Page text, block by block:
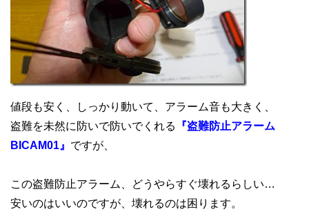
値段も安く、しっかり動いて、アラーム音も大きく、
盗難を未然に防いで防いでくれる
『盗難防止アラーム
BICAM01』 ですが、
この盗難防止アラーム、どうやらすぐ壊れるらしい…
安いのはいいのですが、壊れるのは困ります。